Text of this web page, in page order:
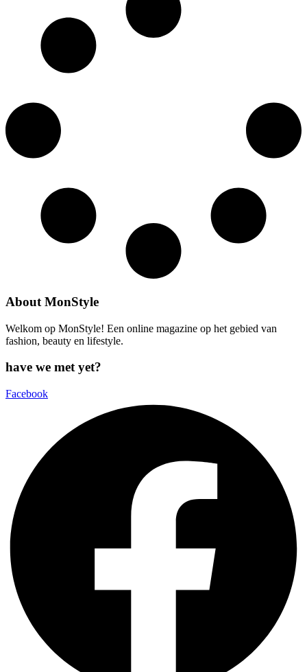
About MonStyle
Welkom op MonStyle! Een online magazine op het gebied van
fashion, beauty en lifestyle.
have we met yet?
Facebook